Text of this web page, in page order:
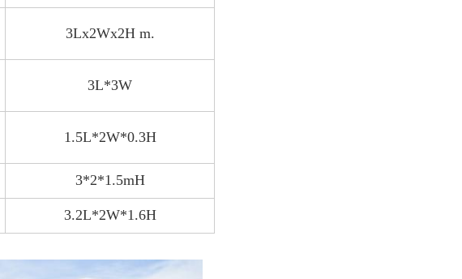
3Lx2Wx2H m.
3L*3W
1.5L*2W*0.3H
3*2*1.5mH
3.2L*2W*1.6H